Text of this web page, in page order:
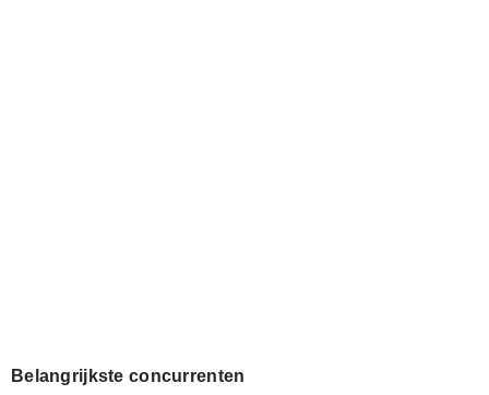
Belangrijkste concurrenten